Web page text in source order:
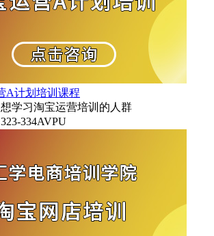
A计划培训课程
学习淘宝运营培训的人群
334AVPU